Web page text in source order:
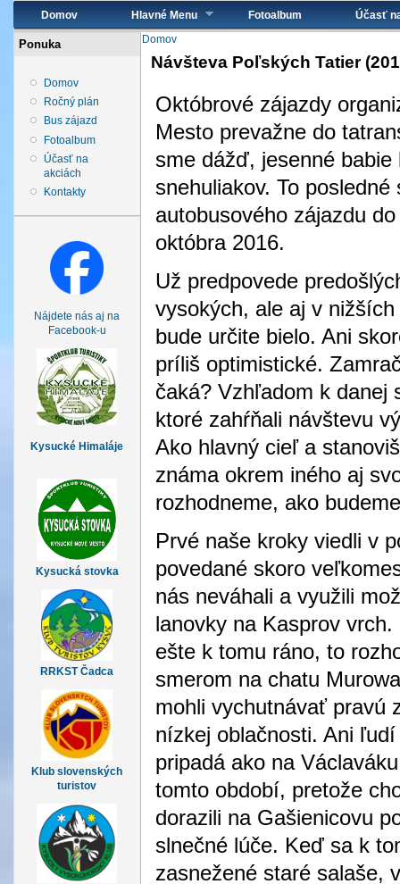
Hlavné menu
Domov Hlavné Menu Fotoalbum Účasť
Ponuka
Domov
Ročný plán
Bus zájazd
Fotoalbum
Účasť na
akciách
Kontakty
Nájdete nás aj na
Facebook-u
Kysucké Himaláje
Kysucká stovka
RRKST Čadca
Klub slovenských
turistov
Nachádzate sa tu
Domov
Návšteva Poľských Tatier
Októbrové zájazdy
Mesto prevažne do
sme dážď, jesenné
snehuliakov. To
autobusového zájazdu
októbra 2016.
Už predpovede
vysokých, ale aj v
bude určite bielo. Ani
príliš optimistické.
čaká? Vzhľadom k danej
ktoré zahŕňali návštevu
Ako hlavný cieľ a
známa okrem iného aj
rozhodneme, ako
Prvé naše kroky viedli v
povedané skoro
nás neváhali a využili
lanovky na Kasprov
ešte k tomu ráno, to
smerom na chatu
mohli vychutnávať pravú
nízkej oblačnosti. Ani
pripadá ako na
tomto období, pretože
dorazili na Gašienicovu
slnečné lúče. Keď sa k
zasnežené staré salaše,